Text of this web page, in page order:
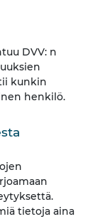
DVV: n
kunkin
henkilö.
tietoja aina